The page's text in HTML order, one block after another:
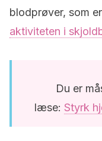
blodprøver, som
aktiviteten i
Du er
læse: Styrk